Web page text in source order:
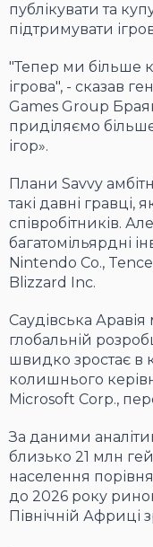
публікувати та
підтримувати
"Тепер ми більше
ігрова", - сказав
Games Group
приділяємо
ігор».
Плани Savvy
такі давні гравці,
співробітників.
багатомільярдні
Nintendo Co.,
Blizzard Inc.
Саудівська
глобальній
швидко зростає в
колишнього
Microsoft Corp.,
За даними
близько 21 млн
населення
до 2026 року
Північній Африці